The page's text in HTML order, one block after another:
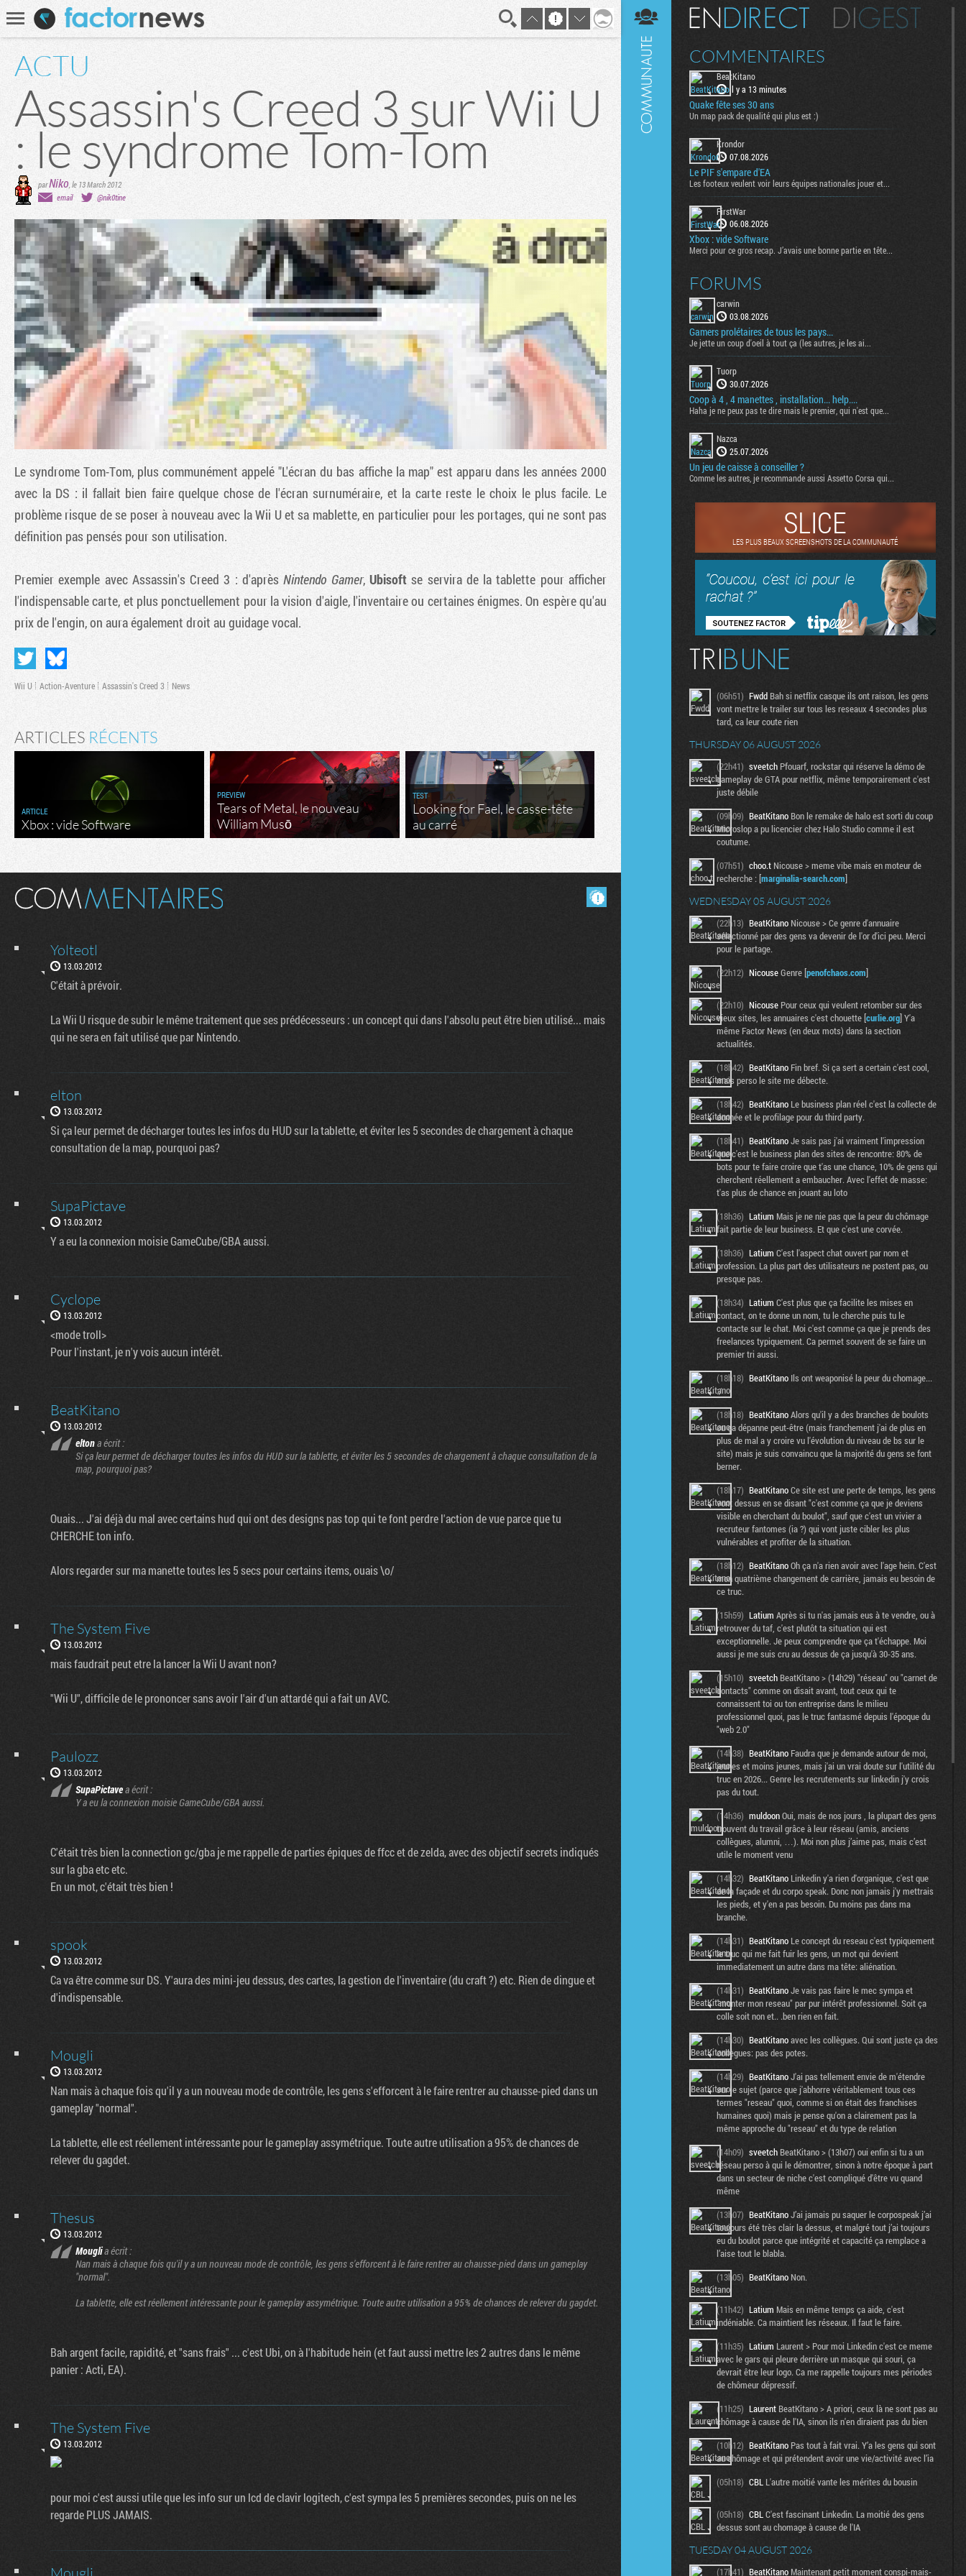
Recherche
ACTU
Assassin's Creed 3 sur Wii U
: le syndrome Tom-Tom
parNiko,le 13 March 2012
email
@nik0tine
Le syndrome Tom-Tom, plus communément appelé "L'écran du bas affiche la map" est apparu dans les années 2000
avec la DS : il fallait bien faire quelque chose de l'écran surnuméraire, et la carte reste le choix le plus facile. Le
problème risque de se poser à nouveau avec la Wii U et sa mablette, en particulier pour les portages, qui ne sont pas
définition pas pensés pour son utilisation.
Premier exemple avec Assassin's Creed 3 : d'aprèsNintendo Gamer, Ubisoftse servira de la tablette pour afficher
l'indispensable carte, et plus ponctuellement pour la vision d'aigle, l'inventaire ou certaines énigmes. On espère qu'au
prix de l'engin, on aura également droit au guidage vocal.
Wii U Action-Aventure Assassin's Creed 3 News
ARTICLES RÉCENTS
ARTICLE
Xbox : vide Software
PREVIEW
Tears of Metal, le nouveau
William Musō
TEST
Looking for Fael, le casse-tête
au carré
Yolteotl
13.03.2012
C'était à prévoir.
La Wii U risque de subir le même traitement que ses prédécesseurs : un concept qui dans l'absolu peut être bien utilisé... mais
qui ne sera en fait utilisé que par Nintendo.
elton
13.03.2012
Si ça leur permet de décharger toutes les infos du HUD sur la tablette, et éviter les 5 secondes de chargement à chaque
consultation de la map, pourquoi pas?
SupaPictave
13.03.2012
Y a eu la connexion moisie GameCube/GBA aussi.
Cyclope
13.03.2012
<mode troll>
Pour l'instant, je n'y vois aucun intérêt.
BeatKitano
13.03.2012
eltona écrit :
Si ça leur permet de décharger toutes les infos du HUD sur la tablette, et éviter les 5 secondes de chargement à chaque consultation de la
map, pourquoi pas?
Ouais... J'ai déjà du mal avec certains hud qui ont des designs pas top qui te font perdre l'action de vue parce que tu
CHERCHE ton info.
Alors regarder sur ma manette toutes les 5 secs pour certains items, ouais \o/
The System Five
13.03.2012
mais faudrait peut etre la lancer la Wii U avant non?
"Wii U", difficile de le prononcer sans avoir l'air d'un attardé qui a fait un AVC.
Paulozz
13.03.2012
SupaPictavea écrit :
Y a eu la connexion moisie GameCube/GBA aussi.
C'était très bien la connection gc/gba je me rappelle de parties épiques de ffcc et de zelda, avec des objectif secrets indiqués
sur la gba etc etc.
En un mot, c'était très bien !
spook
13.03.2012
Ca va être comme sur DS. Y'aura des mini-jeu dessus, des cartes, la gestion de l'inventaire (du craft ?) etc. Rien de dingue et
d'indispensable.
Mougli
13.03.2012
Nan mais à chaque fois qu'il y a un nouveau mode de contrôle, les gens s'efforcent à le faire rentrer au chausse-pied dans un
gameplay "normal".
La tablette, elle est réellement intéressante pour le gameplay assymétrique. Toute autre utilisation a 95% de chances de
relever du gagdet.
Thesus
13.03.2012
Mouglia écrit :
Nan mais à chaque fois qu'il y a un nouveau mode de contrôle, les gens s'efforcent à le faire rentrer au chausse-pied dans un gameplay
"normal".
La tablette, elle est réellement intéressante pour le gameplay assymétrique. Toute autre utilisation a 95% de chances de relever du gagdet.
Bah argent facile, rapidité, et "sans frais" ... c'est Ubi, on à l'habitude hein (et faut aussi mettre les 2 autres dans le même
panier : Acti, EA).
The System Five
13.03.2012
pour moi c'est aussi utile que les info sur un lcd de clavir logitech, c'est sympa les 5 premières secondes, puis on ne les
regarde PLUS JAMAIS.
En direct Digest
COMMENTAIRES
BeatKitano
il y a 13 minutes
Quake fête ses 30 ans
Un map pack de qualité qui plus est :)
Krondor
07.08.2026
Le PIF s'empare d'EA
Les footeux veulent voir leurs équipes nationales jouer et...
FirstWar
06.08.2026
Xbox : vide Software
Merci pour ce gros recap. J’avais une bonne partie en tête...
FORUMS
carwin
03.08.2026
Gamers prolétaires de tous les pays...
Je jette un coup d'oeil à tout ça (les autres, je les ai...
Tuorp
30.07.2026
Coop à 4 , 4 manettes , installation... help....
Haha je ne peux pas te dire mais le premier, qui n'est que...
Nazca
25.07.2026
Un jeu de caisse à conseiller ?
Comme les autres, je recommande aussi Assetto Corsa qui...
SLICE
LES PLUS BEAUX SCREENSHOTS DE LA COMMUNAUTÉ
(06h51) Fwdd Bah si netflix casque ils ont raison, les gens
vont mettre le trailer sur tous les reseaux 4 secondes plus
tard, ca leur coute rien
THURSDAY 06 AUGUST 2026
(22h41) sveetch Pfouarf, rockstar qui réserve la démo de
gameplay de GTA pour netflix, même temporairement c'est
juste débile
(09h09) BeatKitano Bon le remake de halo est sorti du coup
Microslop a pu licencier chez Halo Studio comme il est
coutume.
(07h51) choo.t Nicouse > meme vibe mais en moteur de
recherche : [marginalia-search.com]
WEDNESDAY 05 AUGUST 2026
(22h13) BeatKitano Nicouse > Ce genre d'annuaire
sélectionné par des gens va devenir de l'or d'ici peu. Merci
pour le partage.
(22h12) NicouseGenre [penofchaos.com]
(22h10) Nicouse Pour ceux qui veulent retomber sur des
vieux sites, les annuaires c'est chouette [curlie.org] Y'a
même Factor News (en deux mots) dans la section
actualités.
(18h42) BeatKitano Fin bref. Si ça sert a certain c'est cool,
mais perso le site me débecte.
(18h42) BeatKitano Le business plan réel c'est la collecte de
donnée et le profilage pour du third party.
(18h41) BeatKitanoJe sais pas j'ai vraiment l'impression
que c'est le business plan des sites de rencontre: 80% de
bots pour te faire croire que t'as une chance, 10% de gens qui
cherchent réellement a embaucher. Avec l'effet de masse:
t'as plus de chance en jouant au loto
(18h36) Latium Mais je ne nie pas que la peur du chômage
fait partie de leur business. Et que c'est une corvée.
(18h36) Latium C'est l'aspect chat ouvert par nom et
profession. La plus part des utilisateurs ne postent pas, ou
presque pas.
(18h34) Latium C'est plus que ça facilite les mises en
contact, on te donne un nom, tu le cherche puis tu le
contacte sur le chat. Moi c'est comme ça que je prends des
freelances typiquement. Ca permet souvent de se faire un
premier tri aussi.
(18h18) BeatKitano Ils ont weaponisé la peur du chomage...
:/
(18h18) BeatKitanoAlors qu'il y a des branches de boulots
ou ça dépanne peut-être (mais franchement j'ai de plus en
plus de mal a y croire vu l'évolution du niveau de bs sur le
site) mais je suis convaincu que la majorité du gens se font
berner.
(18h17) BeatKitanoCe site est une perte de temps, les gens
vont dessus en se disant "c'est comme ça que je deviens
visible en cherchant du boulot", sauf que c'est un vivier a
recruteur fantomes (ia ?) qui vont juste cibler les plus
vulnérables et profiter de la situation.
(18h12) BeatKitanoOh ça n'a rien avoir avec l'age hein. C'est
mon quatrième changement de carrière, jamais eu besoin de
ce truc.
(15h59) Latium Après si tu n'as jamais eus à te vendre, ou à
retrouver du taf, c'est plutôt ta situation qui est
exceptionnelle. Je peux comprendre que ça t'échappe. Moi
aussi je me suis cru au dessus de ça jusqu'à 30-35 ans.
(15h10) sveetch BeatKitano > (14h29) "réseau" ou "carnet de
contacts" comme on disait avant, tout ceux qui te
connaissent toi ou ton entreprise dans le milieu
professionnel quoi, pas le truc fantasmé depuis l'époque du
"web 2.0"
(14h38) BeatKitano Faudra que je demande autour de moi,
jeunes et moins jeunes, mais j'ai un vrai doute sur l'utilité du
truc en 2026... Genre les recrutements sur linkedin j'y crois
pas du tout.
(14h36) muldoonOui, mais de nos jours , la plupart des gens
trouvent du travail grâce à leur réseau (amis, anciens
collègues, alumni, …). Moi non plus j’aime pas, mais c’est
utile le moment venu
(14h32) BeatKitano Linkedin y'a rien d'organique, c'est que
de la façade et du corpo speak. Donc non jamais j'y mettrais
les pieds, et y'en a pas besoin. Du moins pas dans ma
branche.
(14h31) BeatKitano Le concept du reseau c'est typiquement
le truc qui me fait fuir les gens, un mot qui devient
immediatement un autre dans ma tête: aliénation.
(14h31) BeatKitanoJe vais pas faire le mec sympa et
"monter mon reseau" par pur intérêt professionnel. Soit ça
colle soit non et.. .ben rien en fait.
(14h30) BeatKitanoavec les collègues. Qui sont juste ça des
collègues: pas des potes.
(14h29) BeatKitanoJ'ai pas tellement envie de m'étendre
sur le sujet (parce que j'abhorre véritablement tous ces
termes "reseau" quoi, comme si on était des franchises
humaines quoi) mais je pense qu'on a clairement pas la
même approche du "reseau" et du type de relation
(14h09) sveetch BeatKitano > (13h07) oui enfin si tu a un
réseau perso à qui le démontrer, sinon à notre époque à part
dans un secteur de niche c'est compliqué d'être vu quand
même
(13h07) BeatKitanoJ’ai jamais pu saquer le corpospeak j’ai
toujours été très clair la dessus, et malgré tout j’ai toujours
eu du boulot parce que intégrité et capacité ça remplace a
l’aise tout le blabla.
(13h05) BeatKitano Non.
(11h42) Latium Mais en même temps ça aide, c'est
indéniable. Ca maintient les réseaux. Il faut le faire.
(11h35) Latium Laurent > Pour moi Linkedin c'est ce meme
avec le gars qui pleure derrière un masque qui souri, ça
devrait être leur logo. Ca me rappelle toujours mes périodes
de chômeur dépressif.
(11h25) Laurent BeatKitano > A priori, ceux là ne sont pas au
chômage à cause de l'IA, sinon ils n'en diraient pas du bien
(10h12) BeatKitano Pas tout à fait vrai. Y’a les gens qui sont
au chômage et qui prétendent avoir une vie/activité avec l’ia
(05h18) CBL L'autre moitié vante les mérites du bousin
(05h18) CBLC'est fascinant Linkedin. La moitié des gens
dessus sont au chomage à cause de l'IA
TUESDAY 04 AUGUST 2026
(17h41) BeatKitanoMaintenant petit moment conspi-mais-